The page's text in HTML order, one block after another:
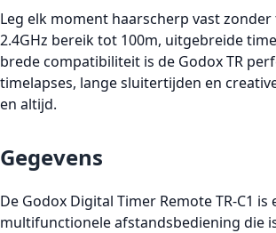
Leg elk moment haarscherp vast
2.4GHz bereik tot 100m, uitgebreide
brede compatibiliteit is de Godox TR
timelapses, lange sluitertijden en
en altijd.
Gegevens
De Godox Digital Timer Remote TR-C1 is
multifunctionele afstandsbediening die